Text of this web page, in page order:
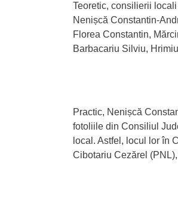
Teoretic, consilierii
Nenișcă Constantin-
Florea Constantin,
Barbacariu Silviu,
Practic, Nenișcă
fotoliile din Consiliul
local. Astfel, locul lor în
Cibotariu Cezărel